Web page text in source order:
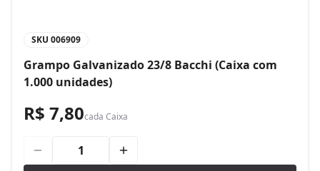
SKU 006909
Grampo Galvanizado 23/8 Bacchi (Caixa com
1.000 unidades)
R$ 7,80cada Caixa